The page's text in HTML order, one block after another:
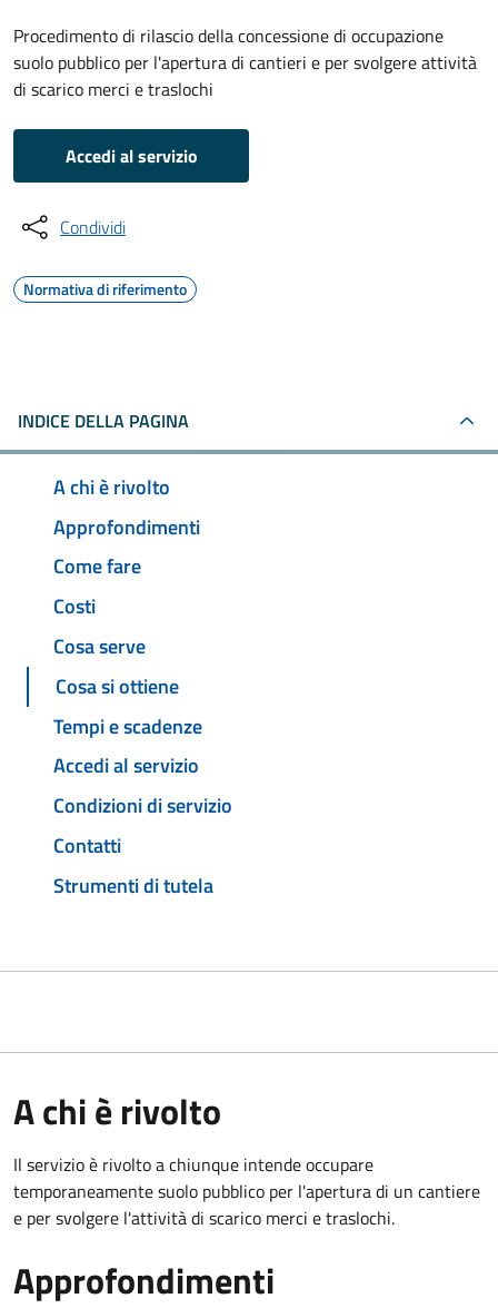
Procedimento di rilascio della concessione di occupazione
suolo pubblico per l'apertura di cantieri e per svolgere attività
di scarico merci e traslochi
Accedi al servizio
Condividi
Normativa di riferimento
INDICE DELLA PAGINA
A chi è rivolto
Approfondimenti
Come fare
Costi
Cosa serve
Cosa si ottiene
Tempi e scadenze
Accedi al servizio
Condizioni di servizio
Contatti
Strumenti di tutela
A chi è rivolto
Il servizio è rivolto a chiunque intende occupare
temporaneamente suolo pubblico per l'apertura di un cantiere
e per svolgere l'attività di scarico merci e traslochi.
Approfondimenti